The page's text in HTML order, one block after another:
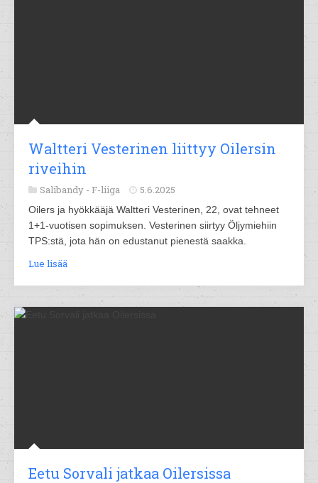
Waltteri Vesterinen liittyy Oilersin
riveihin
Salibandy - F-liiga 5.6.2025
Oilers ja hyökkääjä Waltteri Vesterinen, 22, ovat tehneet
1+1-vuotisen sopimuksen. Vesterinen siirtyy Öljymiehiin
TPS:stä, jota hän on edustanut pienestä saakka.
Lue lisää
Eetu Sorvali jatkaa Oilersissa